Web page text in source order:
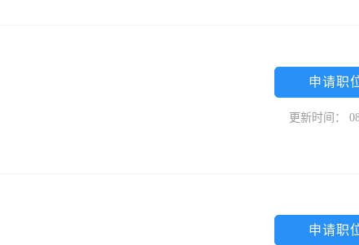
申请职
更新时间：
申请职